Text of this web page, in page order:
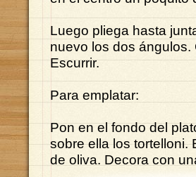
Luego pliega hasta
nuevo los dos
Escurrir.
Para emplatar:
Pon en el fondo del
sobre ella los tortelloni.
de oliva. Decora con